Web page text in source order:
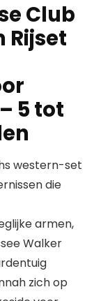
Club
Rijset
5 tot
western-set
die
armen,
Walker
zich op